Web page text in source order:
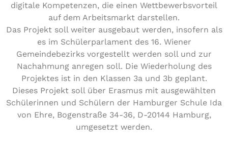
digitale Kompetenzen, die einen Wettbewerbsvorteil
auf dem Arbeitsmarkt darstellen.
Das Projekt soll weiter ausgebaut werden, insofern als
es im Schülerparlament des 16. Wiener
Gemeindebezirks vorgestellt werden soll und zur
Nachahmung anregen soll. Die Wiederholung des
Projektes ist in den Klassen 3a und 3b geplant.
Dieses Projekt soll über Erasmus mit ausgewählten
Schülerinnen und Schülern der Hamburger Schule Ida
von Ehre, Bogenstraße 34-36, D-20144 Hamburg,
umgesetzt werden.